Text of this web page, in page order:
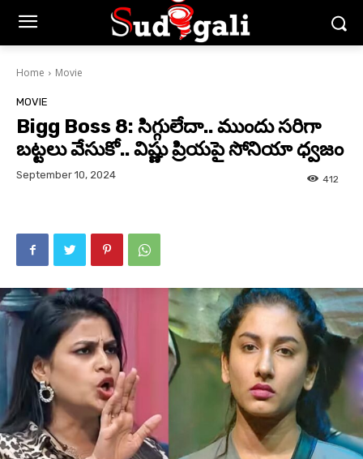
Home Movie
MOVIE
Bigg Boss 8: సిగ్గులేదా.. ముందు సరిగా
బట్టలు వేసుకో.. విష్ణు ప్రియపై సోనియా ధ్వజం
September 10, 2024 412